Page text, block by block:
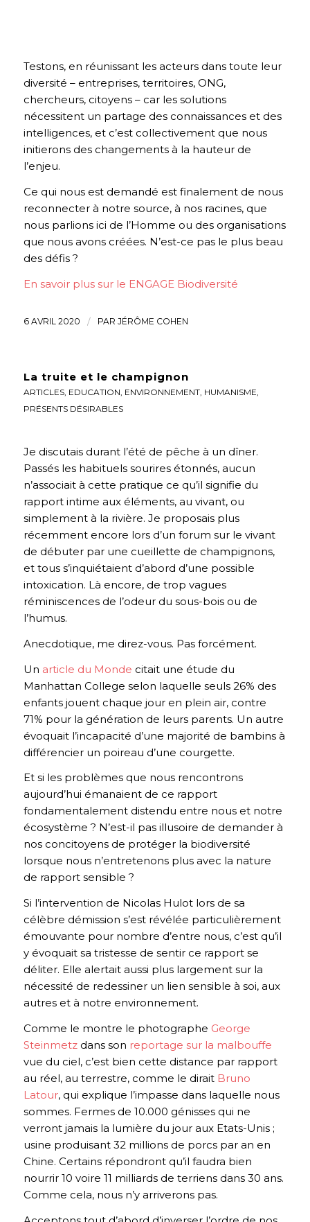
Testons, en réunissant les acteurs dans toute leur
diversité – entreprises, territoires, ONG,
chercheurs, citoyens – car les solutions
nécessitent un partage des connaissances et des
intelligences, et c’est collectivement que nous
initierons des changements à la hauteur de
l’enjeu.
Ce qui nous est demandé est finalement de nous
reconnecter à notre source, à nos racines, que
nous parlions ici de l’Homme ou des organisations
que nous avons créées. N’est-ce pas le plus beau
des défis ?
En savoir plus sur le ENGAGE Biodiversité
6 AVRIL 2020 / PAR JÉRÔME COHEN
La truite et le champignon
ARTICLES, EDUCATION, ENVIRONNEMENT, HUMANISME,
PRÉSENTS DÉSIRABLES
Je discutais durant l’été de pêche à un dîner.
Passés les habituels sourires étonnés, aucun
n’associait à cette pratique ce qu’il signifie du
rapport intime aux éléments, au vivant, ou
simplement à la rivière. Je proposais plus
récemment encore lors d’un forum sur le vivant
de débuter par une cueillette de champignons,
et tous s’inquiétaient d’abord d’une possible
intoxication. Là encore, de trop vagues
réminiscences de l’odeur du sous-bois ou de
l’humus.
Anecdotique, me direz-vous. Pas forcément.
Un article du Monde citait une étude du
Manhattan College selon laquelle seuls 26% des
enfants jouent chaque jour en plein air, contre
71% pour la génération de leurs parents. Un autre
évoquait l’incapacité d’une majorité de bambins à
différencier un poireau d’une courgette.
Et si les problèmes que nous rencontrons
aujourd’hui émanaient de ce rapport
fondamentalement distendu entre nous et notre
écosystème ? N’est-il pas illusoire de demander à
nos concitoyens de protéger la biodiversité
lorsque nous n’entretenons plus avec la nature
de rapport sensible ?
Si l’intervention de Nicolas Hulot lors de sa
célèbre démission s’est révélée particulièrement
émouvante pour nombre d’entre nous, c’est qu’il
y évoquait sa tristesse de sentir ce rapport se
déliter. Elle alertait aussi plus largement sur la
nécessité de redessiner un lien sensible à soi, aux
autres et à notre environnement.
Comme le montre le photographe George
Steinmetzdans son reportage sur la malbouffe
vue du ciel, c’est bien cette distance par rapport
au réel, au terrestre, comme le dirait Bruno
Latour, qui explique l’impasse dans laquelle nous
sommes. Fermes de 10.000 génisses qui ne
verront jamais la lumière du jour aux Etats-Unis ;
usine produisant 32 millions de porcs par an en
Chine. Certains répondront qu’il faudra bien
nourrir 10 voire 11 milliards de terriens dans 30 ans.
Comme cela, nous n’y arriverons pas.